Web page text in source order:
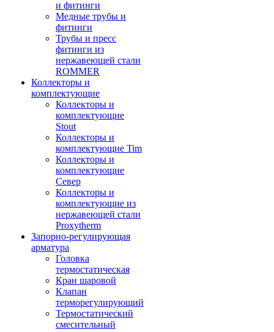
и фитинги
Медные трубы и
фитинги
Трубы и пресс
фитинги из
нержавеющей стали
ROMMER
Коллекторы и
комплектующие
Коллекторы и
комплектующие
Stout
Коллекторы и
комплектующие Tim
Коллекторы и
комплектующие
Север
Коллекторы и
комплектующие из
нержавеющей стали
Proxytherm
Запорно-регулирующая
арматура
Головка
термостатическая
Кран шаровой
Клапан
терморегулирующий
Термостатический
смесительный